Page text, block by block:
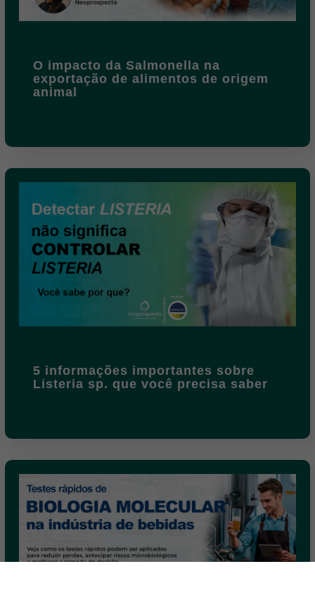
O impacto da Salmonella na
exportação de alimentos de origem
animal
5 informações importantes sobre
Listeria sp. que você precisa saber